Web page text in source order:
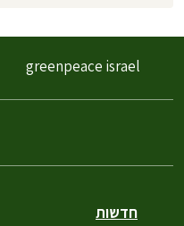
חדשות